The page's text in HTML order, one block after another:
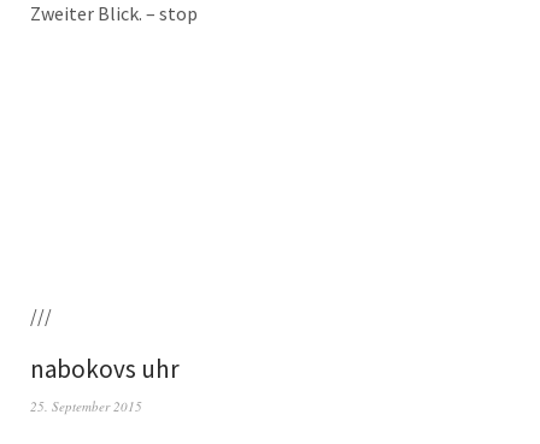
Zwei­ter Blick. – stop
///
nabokovs uhr
25. September 2015